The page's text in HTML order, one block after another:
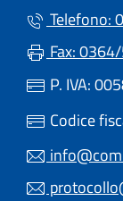
Telefono:
Fax:
P. IVA:
Codice